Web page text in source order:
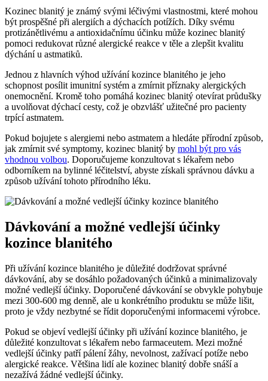
Kozinec blanitý je známý svými léčivými vlastnostmi, které mohou
být prospěšné při alergiích a dýchacích potížích. Díky svému
protizánětlivému a antioxidačnímu účinku může kozinec blanitý
pomoci redukovat různé alergické reakce v těle a zlepšit kvalitu
dýchání u astmatiků.
Jednou z hlavních výhod užívání kozince blanitého je jeho
schopnost posílit imunitní systém a zmírnit příznaky alergických
onemocnění. Kromě toho pomáhá kozinec blanitý otevírat průdušky
a uvolňovat dýchací cesty, což je obzvlášť užitečné pro pacienty
trpící astmatem.
Pokud bojujete s alergiemi nebo astmatem a hledáte přírodní způsob,
jak zmírnit své symptomy, kozinec blanitý by mohl být pro vás
vhodnou volbou. Doporučujeme konzultovat s lékařem nebo
odborníkem na bylinné léčitelství, abyste získali správnou dávku a
způsob užívání tohoto přírodního léku.
Dávkování a možné vedlejší účinky
kozince blanitého
Při užívání kozince blanitého je důležité dodržovat správné
dávkování, aby se dosáhlo požadovaných účinků a minimalizovaly
možné vedlejší účinky. Doporučené dávkování se obvykle pohybuje
mezi 300-600 mg denně, ale u konkrétního produktu se může lišit,
proto je vždy nezbytné se řídit doporučenými informacemi výrobce.
Pokud se objeví vedlejší účinky při užívání kozince blanitého, je
důležité konzultovat s lékařem nebo farmaceutem. Mezi možné
vedlejší účinky patří pálení žáhy, nevolnost, zažívací potíže nebo
alergické reakce. Většina lidí ale kozinec blanitý dobře snáší a
nezažívá žádné vedlejší účinky.